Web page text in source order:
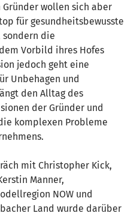
Gründer wollen sich aber
für gesundheitsbewusste
sondern die
Vorbild ihres Hofes
jedoch geht eine
Unbehagen und
den Alltag des
der Gründer und
komplexen Probleme
mit Christopher Kick,
Manner,
NOW und
Land wurde darüber